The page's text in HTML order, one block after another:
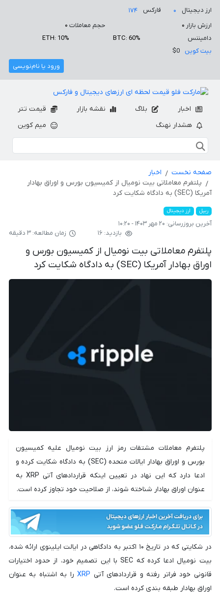
ارز دیجیتال ۰ فارکس
۱۷۴
ارزش بازار ۰ حجم معاملات ۰
دامیننس
BTC: 60%
ETH: 10%
بیت کوین
$0
ورود یا نام‌نویسی
اخبار بلاگ نقشه بازار
قیمت تتر
هشدار نهنگ
میم کوین
صفحه نخست
اخبار
پلتفرم معاملاتی بیت نومیال از کمیسیون بورس و اوراق بهادار
آمریکا (SEC) به دادگاه شکایت کرد
ریپل ارز دیجیتال
آخرین بروزرسانی: ۲۰ مهر ۱۴۰۳ - ۱۰:۲۰
بازدید: ۱۶
زمان مطالعه: ۳ دقیقه
پلتفرم معاملاتی بیت نومیال از کمیسیون بورس و
اوراق بهادار آمریکا (SEC) به دادگاه شکایت کرد
پلتفرم معاملات مشتقات رمز ارز بیت نومیال علیه کمیسیون
بورس و اوراق بهادار ایالات متحده (SEC) به دادگاه شکایت کرده و
ادعا دارد که این نهاد در تعیین اینکه قراردادهای آتی XRP به
عنوان اوراق بهادار شناخته شوند، از صلاحیت خود تجاوز کرده است.
در شکایتی که در تاریخ ۱۰ اکتبر به دادگاهی در ایالت ایلینوی ارائه شده،
بیت نومیال ادعا کرده که SEC با این تصمیم خود، از حدود اختیارات
قانونی خود فراتر رفته و قراردادهای آتی XRP را به اشتباه به عنوان
اوراق بهادار طبقه بندی کرده است.